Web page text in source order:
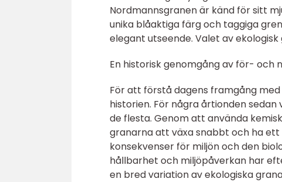
Nordmannsgranen är känd för sitt
unika blåaktiga färg och taggiga
elegant utseende. Valet av
En historisk genomgång av för- och
För att förstå dagens framgång
historien. För några årtionden
de flesta. Genom att använda
granarna att växa snabbt och ha
konsekvenser för miljön och den
hållbarhet och miljöpåverkan har
en bred variation av ekologiska